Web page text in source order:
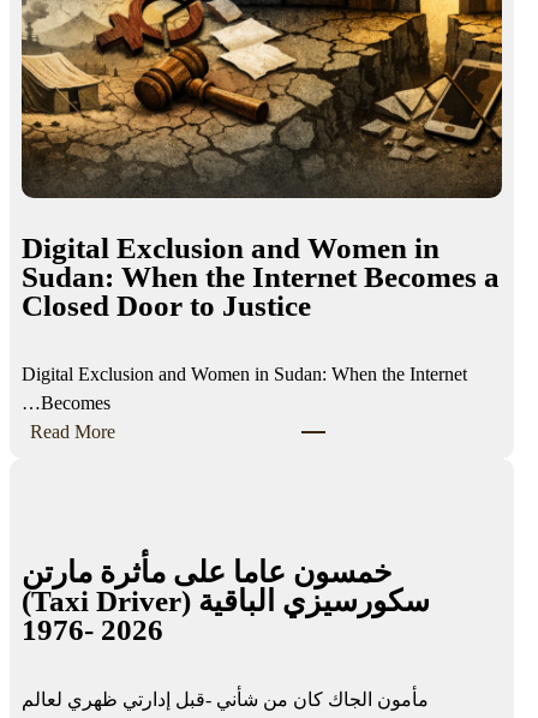
Digital Exclusion and Women in
Sudan: When the Internet Becomes a
Closed Door to Justice
Digital Exclusion and Women in Sudan: When the Internet
Becomes…
Read More
:
t
a
l
خمسون عاما على مأثرة مارتن
سكورسيزي الباقية (Taxi Driver)
1976- 2026
مأمون الجاك كان من شأني -قبل إدارتي ظهري لعالم